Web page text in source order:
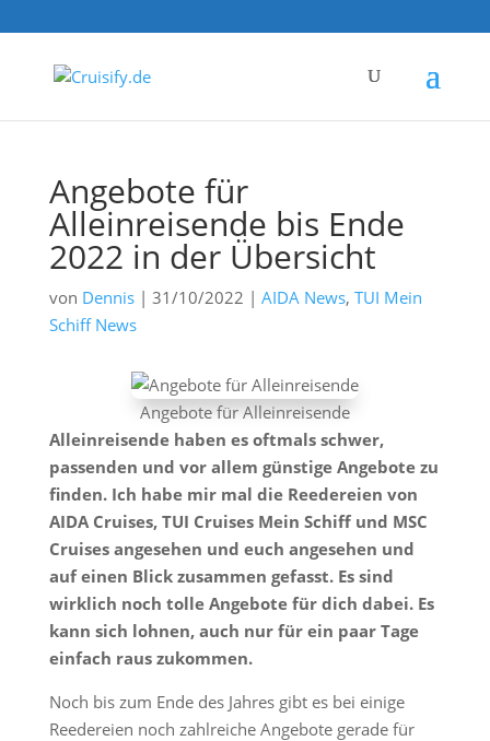
Angebote für
Alleinreisende bis Ende
2022 in der Übersicht
von Dennis| 31/10/2022 | AIDA News, TUI Mein
Schiff News
Angebote für Alleinreisende
Alleinreisende haben es oftmals schwer,
passenden und vor allem günstige Angebote zu
finden. Ich habe mir mal die Reedereien von
AIDA Cruises, TUI Cruises Mein Schiff und MSC
Cruises angesehen und euch angesehen und
auf einen Blick zusammen gefasst. Es sind
wirklich noch tolle Angebote für dich dabei. Es
kann sich lohnen, auch nur für ein paar Tage
einfach raus zukommen.
Noch bis zum Ende des Jahres gibt es bei einige
Reedereien noch zahlreiche Angebote gerade für